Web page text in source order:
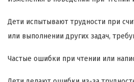
Дети испытывают трудности при
или выполнении других задач,
Частые ошибки при чтении или